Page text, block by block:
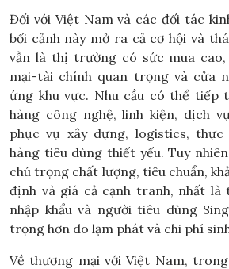
Đối với Việt Nam và các đối tác
bối cảnh này mở ra cả cơ hội và
vẫn là thị trường có sức mua
mại-tài chính quan trọng và cửa
ứng khu vực. Nhu cầu có thể tiếp
hàng công nghệ, linh kiện, dịch
phục vụ xây dựng, logistics, thực
hàng tiêu dùng thiết yếu. Tuy
chú trọng chất lượng, tiêu chuẩn,
định và giá cả cạnh tranh, nhất là
nhập khẩu và người tiêu dùng
trọng hơn do lạm phát và chi phí
Về thương mại với Việt Nam,